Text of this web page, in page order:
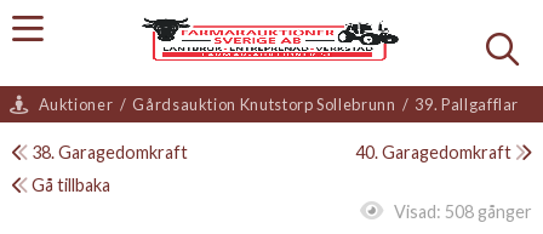
Auktioner / Gårdsauktion Knutstorp Sollebrunn / 39. Pallgafflar
38. Garagedomkraft
40. Garagedomkraft
Gå tillbaka
Visad: 508 gånger